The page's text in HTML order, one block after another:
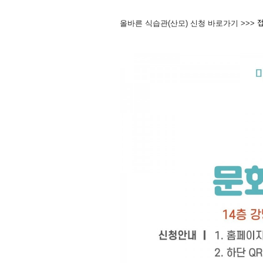
올바른 식습관(산모) 신청 바로가기 >>>